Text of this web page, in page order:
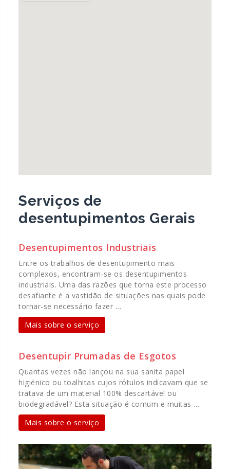
Serviços de
desentupimentos Gerais
Desentupimentos Industriais
Entre os trabalhos de desentupimento mais
complexos, encontram-se os desentupimentos
industriais. Uma das razões que torna este processo
desafiante é a vastidão de situações nas quais pode
tornar-se necessário fazer …
Mais sobre o serviço
Desentupir Prumadas de Esgotos
Quantas vezes não lançou na sua sanita papel
higiénico ou toalhitas cujos rótulos indicavam que se
tratava de um material 100% descartável ou
biodegradável? Esta situação é comum e muitas …
Mais sobre o serviço